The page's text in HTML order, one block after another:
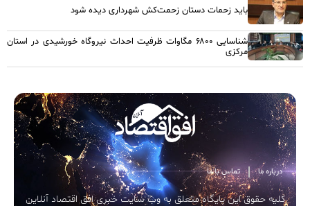
باید زحمات دستان زحمت‌کش شهرداری دیده شود
شناسایی ۶۸۰۰ مگاوات ظرفیت احداث نیروگاه خورشیدی در استان
مرکزی
درباره ما تماس با ما
کلیه حقوق این پایگاه متعلق به وب سایت خبری افق اقتصاد آنلاین